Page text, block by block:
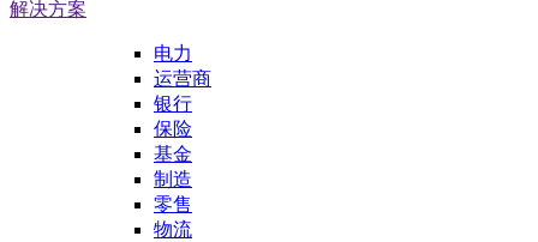
解决方案
电力
运营商
银行
保险
基金
制造
零售
物流